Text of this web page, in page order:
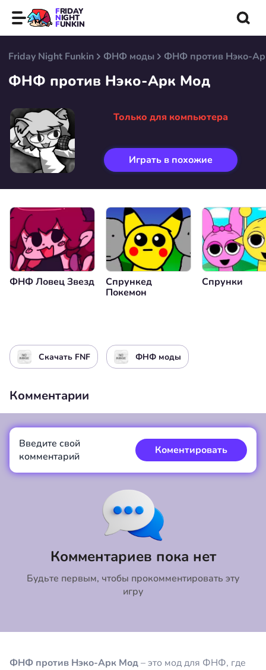
FRIDAY
NIGHT
FUNKIN
Friday Night Funkin ФНФ моды ФНФ против Нэко-
ФНФ против Нэко-Арк Мод
Только для компьютера
Играть в похожие
ФНФ Ловец Звезд
Спрункед
Покемон
Спрунки
Скачать FNF ФНФ моды
ФНФ против Нэко-Арк Мод– это мод для ФНФ, где
Комментарии
Комментариев пока нет
Будьте первым, чтобы прокомментировать эту
игру
Введите свой
комментарий
Коментировать
Коментировать